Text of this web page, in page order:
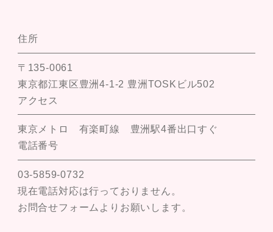
住所
〒135-0061
東京都江東区豊洲4-1-2 豊洲TOSKビル502
アクセス
東京メトロ 有楽町線 豊洲駅4番出口すぐ
電話番号
03-5859-0732
現在電話対応は行っておりません。
お問合せフォームよりお願いします。